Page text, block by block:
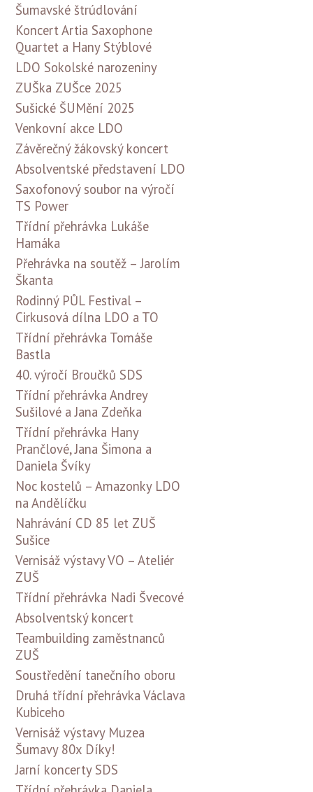
Šumavské štrúdlování
Koncert Artia Saxophone
Quartet a Hany Stýblové
LDO Sokolské narozeniny
ZUŠka ZUŠce 2025
Sušické ŠUMění 2025
Venkovní akce LDO
Závěrečný žákovský koncert
Absolventské představení LDO
Saxofonový soubor na výročí
TS Power
Třídní přehrávka Lukáše
Hamáka
Přehrávka na soutěž – Jarolím
Škanta
Rodinný PŮL Festival –
Cirkusová dílna LDO a TO
Třídní přehrávka Tomáše
Bastla
40. výročí Broučků SDS
Třídní přehrávka Andrey
Sušilové a Jana Zdeňka
Třídní přehrávka Hany
Prančlové, Jana Šimona a
Daniela Švíky
Noc kostelů – Amazonky LDO
na Andělíčku
Nahrávání CD 85 let ZUŠ
Sušice
Vernisáž výstavy VO – Ateliér
ZUŠ
Třídní přehrávka Nadi Švecové
Absolventský koncert
Teambuilding zaměstnanců
ZUŠ
Soustředění tanečního oboru
Druhá třídní přehrávka Václava
Kubiceho
Vernisáž výstavy Muzea
Šumavy 80x Díky!
Jarní koncerty SDS